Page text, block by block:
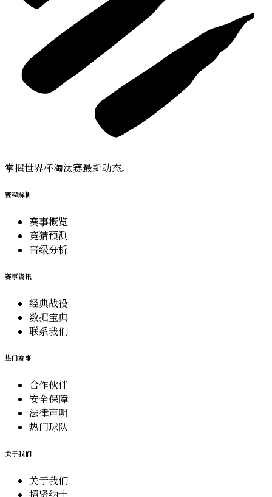
掌握世界杯淘汰赛最新动态。
赛程解析
赛事概览
竞猜预测
晋级分析
赛事资讯
经典战役
数据宝典
联系我们
热门赛事
合作伙伴
安全保障
法律声明
热门球队
关于我们
关于我们